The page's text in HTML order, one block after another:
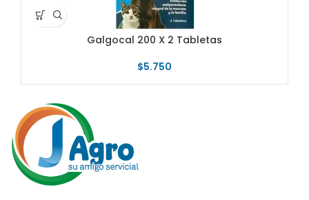
Galgocal 200 X 2 Tabletas
$5.750